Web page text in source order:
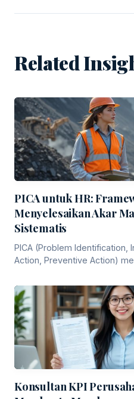
Related
PICA untuk HR:
Menyelesaikan Akar
Sistematis
PICA (Problem Identification,
Action, Preventive Action)
Konsultan KPI